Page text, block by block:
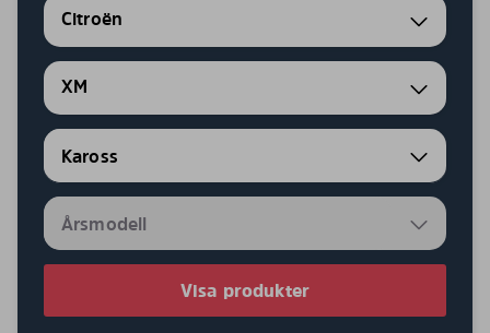
Citroën
XM
Visa produkter